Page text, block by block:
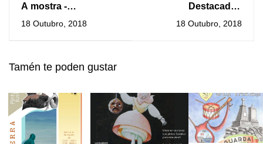
A mostra -
GalizAmérica- chega
18 Outubro, 2018
Destacados
cociñeiros galegos
18 Outubro, 2018
Tamén te poden gustar